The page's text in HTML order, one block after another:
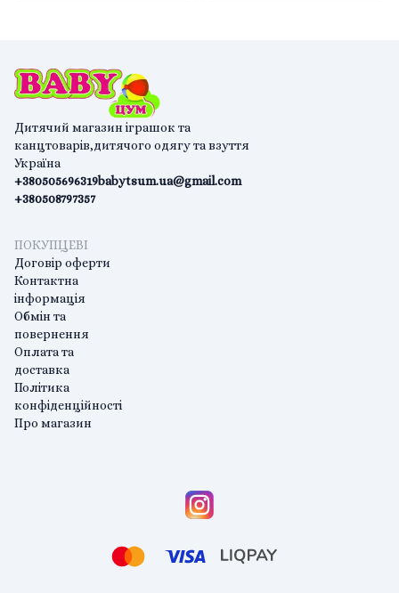
Дитячий магазин іграшок та
канцтоварів,дитячого одягу та взуття
Україна
+380505696319
+380508797357
babytsum.ua@gmail.com
ПОКУПЦЕВІ
Договір оферти
Контактна
інформація
Обмін та
повернення
Оплата та
доставка
Політика
конфіденційності
Про магазин